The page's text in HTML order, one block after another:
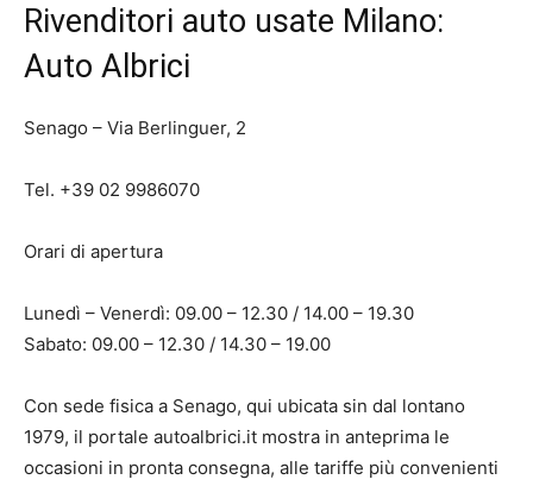
Rivenditori auto usate Milano:
Auto Albrici
Senago – Via Berlinguer, 2
Tel. +39 02 9986070
Orari di apertura
Lunedì – Venerdì: 09.00 – 12.30 / 14.00 – 19.30
Sabato: 09.00 – 12.30 / 14.30 – 19.00
Con sede fisica a Senago, qui ubicata sin dal lontano
1979, il portale autoalbrici.it mostra in anteprima le
occasioni in pronta consegna, alle tariffe più convenienti